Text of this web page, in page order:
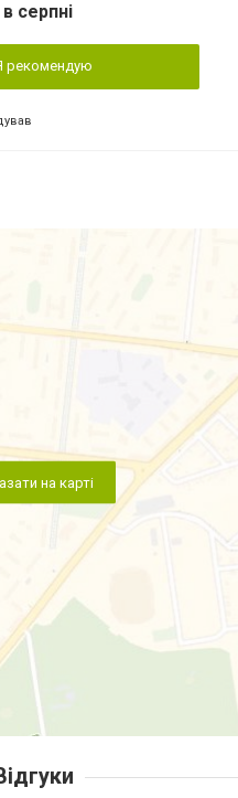
серпні
рекомендую
на карті